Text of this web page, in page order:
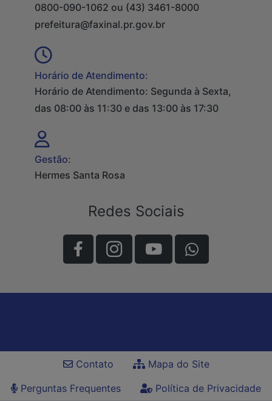
0800-090-1062 ou (43) 3461-8000
prefeitura@faxinal.pr.gov.br
Horário de Atendimento:
Horário de Atendimento: Segunda à Sexta,
das 08:00 às 11:30 e das 13:00 às 17:30
Gestão:
Hermes Santa Rosa
Redes Sociais
Contato
Mapa do Site
Perguntas Frequentes
Política de Privacidade